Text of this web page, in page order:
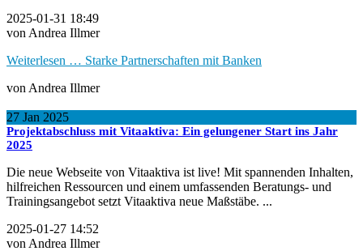
2025-01-31 18:49
von Andrea Illmer
Weiterlesen … Starke Partnerschaften mit Banken
von Andrea Illmer
27 Jan 2025
Projektabschluss mit Vitaaktiva: Ein gelungener Start ins Jahr
2025
Die neue Webseite von Vitaaktiva ist live! Mit spannenden Inhalten,
hilfreichen Ressourcen und einem umfassenden Beratungs- und
Trainingsangebot setzt Vitaaktiva neue Maßstäbe. ...
2025-01-27 14:52
von Andrea Illmer